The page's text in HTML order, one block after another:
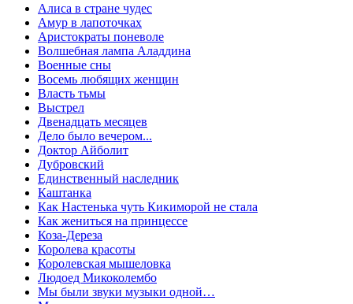
Алиса в стране чудес
Амур в лапоточках
Аристократы поневоле
Волшебная лампа Аладдина
Военные сны
Восемь любящих женщин
Власть тьмы
Выстрел
Двенадцать месяцев
Дело было вечером...
Доктор Айболит
Дубровский
Единственный наследник
Каштанка
Как Настенька чуть Кикиморой не стала
Как жениться на принцессе
Коза-Дереза
Королева красоты
Королевская мышеловка
Людоед Микоколембо
Мы были звуки музыки одной…